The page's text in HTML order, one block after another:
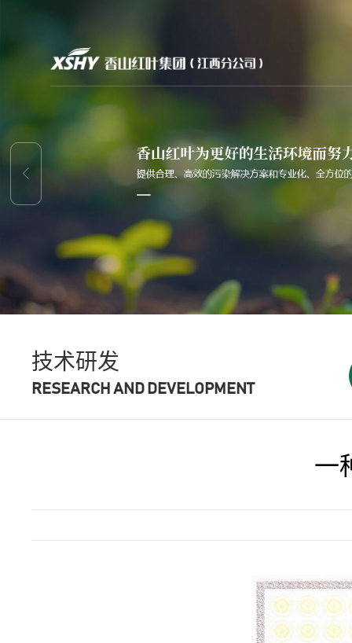
技术研发
RESEARCH AND DEVELOPMENT
一